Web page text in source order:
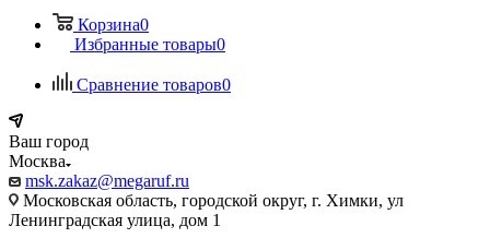
Корзина0
Избранные товары0
Сравнение товаров0
Ваш город
Москва
msk.zakaz@megaruf.ru
Московская область, городской округ, г. Химки, ул
Ленинградская улица, дом 1